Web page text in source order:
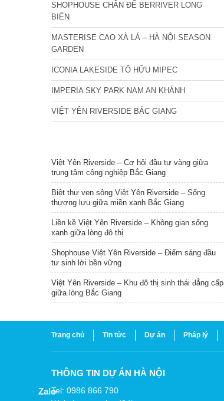
SHOPHOUSE CHÂN ĐẾ BERRIVER LONG
BIÊN
MASTERISE CAO XÀ LÁ – HÀ NỘI SEASON
GARDEN
ICONIA LAKESIDE TỐ HỮU MIPEC
IMPERIA SKY PARK NAM AN KHÁNH
VIỆT YÊN RIVERSIDE BẮC GIANG
Việt Yên Riverside – Cơ hội đầu tư vàng giữa
trung tâm công nghiệp Bắc Giang
Biệt thự ven sông Việt Yên Riverside – Sống
thượng lưu giữa miền xanh Bắc Giang
Liền kề Việt Yên Riverside – Không gian sống
xanh giữa lòng đô thị
Shophouse Việt Yên Riverside – Điểm sáng đầu
tư sinh lời bền vững
Việt Yên Riverside – Khu đô thị sinh thái đẳng cấp
giữa lòng Bắc Giang
Trang chủ Tin tức Dự án Pháp lý
THÔNG TIN DỰ ÁN HÀ NỘI
Tel: 0986 866 790
Zalo